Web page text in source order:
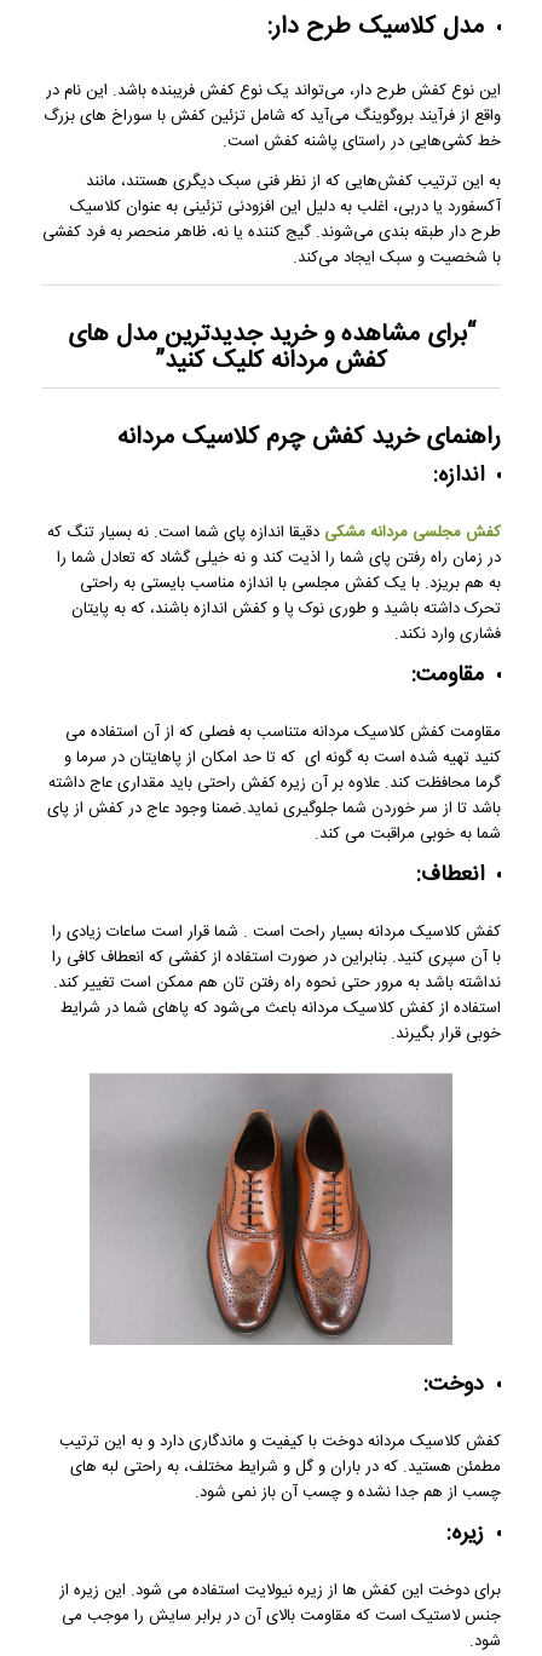
مدل کلاسیک طرح دار:
این نوع کفش طرح دار، می‌تواند یک نوع کفش فریبنده باشد. این نام در
واقع از فرآیند بروگوینگ می‌آید که شامل تزئین کفش با سوراخ های بزرگ
خط کشی‌هایی در راستای پاشنه کفش است.
به این ترتیب کفش‌هایی که از نظر فنی سبک دیگری هستند، مانند
آکسفورد یا دربی، اغلب به دلیل این افزودنی تزئینی به عنوان کلاسیک
طرح دار طبقه بندی می‌شوند. گیج کننده یا نه، ظاهر منحصر به فرد کفشی
با شخصیت و سبک ایجاد می‌کند.
“برای مشاهده و خریدجدیدترین مدل های
کفش مردانهکلیک کنید”
راهنمای خرید کفش چرم کلاسیک مردانه
اندازه:
کفش مجلسی مردانه مشکی دقیقا اندازه پای شما است. نه بسیار تنگ که
در زمان راه رفتن پای شما را اذیت کند و نه خیلی گشاد که تعادل شما را
به هم بریزد. با یک کفش مجلسی با اندازه مناسب بایستی به راحتی
تحرک داشته باشید و طوری نوک پا و کفش اندازه باشند، که به پایتان
فشاری وارد نکند.
مقاومت:
مقاومت کفش کلاسیک مردانه متناسب به فصلی که از آن استفاده می‌
کنید تهیه شده است به گونه ای که تا حد امکان از پاهایتان در سرما و
گرما محافظت کند. علاوه بر آن زیره کفش راحتی باید مقداری عاج داشته
باشد تا از سر خوردن شما جلوگیری نماید.ضمنا وجود عاج در کفش از پای
شما به خوبی مراقبت می کند.
انعطاف:
کفش کلاسیک مردانه بسیار راحت است . شما قرار است ساعات زیادی را
با آن سپری کنید. بنابراین در صورت استفاده از کفشی که انعطاف کافی را
نداشته باشد به مرور حتی نحوه راه رفتن تان هم ممکن است تغییر کند.
استفاده از کفش کلاسیک مردانه باعث می‌شود که پاهای شما در شرایط
خوبی قرار بگیرند.
دوخت:
کفش کلاسیک مردانه دوخت با کیفیت و ماندگاری دارد و به این ترتیب
مطمئن هستید. که در باران و گل و شرایط مختلف، به راحتی لبه‌ های
چسب از هم جدا نشده و چسب آن باز نمی‌ شود.
زیره:
برای دوخت این کفش ها از زیره نیولایت استفاده می شود. این زیره از
جنس لاستیک است که مقاومت بالای آن در برابر سایش را موجب می
شود.